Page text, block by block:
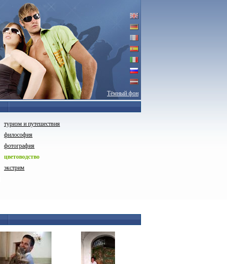
Тёмный фон
туризм и путешествия
философия
фотография
цветоводство
экстрим